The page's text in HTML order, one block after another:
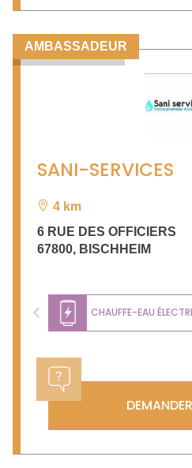
AMBASSADEUR
SANI-SERVICES
4 km
6 RUE DES OFFICIERS
67800, BISCHHEIM
CHAUFFE-EAU
Previous